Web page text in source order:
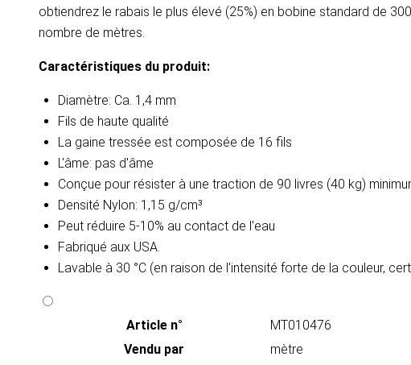
obtiendrez le rabais le plus élevé (25%) en bobine standard de
nombre de mètres.
Caractéristiques du produit:
Diamètre: Ca. 1,4 mm
Fils de haute qualité
La gaine tressée est composée de 16 fils
L'âme: pas d'âme
Conçue pour résister à une traction de 90 livres (40 kg)
Densité Nylon: 1,15 g/cm³
Peut réduire 5-10% au contact de l'eau​
Fabriqué aux USA.
Lavable à 30 °C (en raison de l'intensité forte de la couleur,
Article n°
MT010476
Vendu par
mètre